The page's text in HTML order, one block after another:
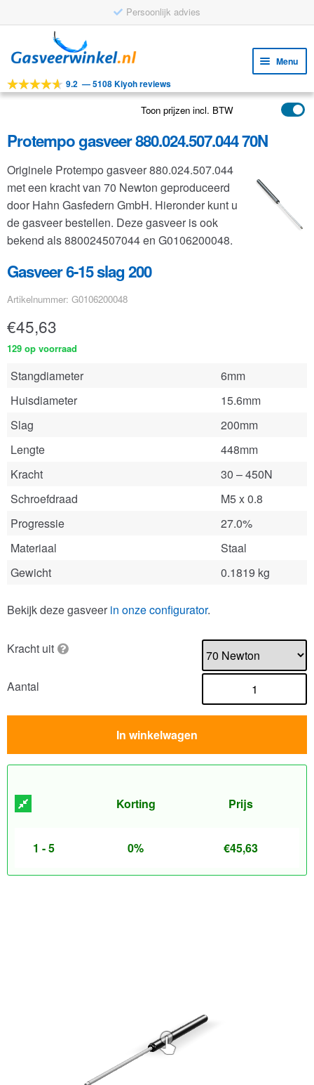
Persoonlijk advies
door
navigatie
naar
inhoud
Menu
Tools
Toepassingen
Klantenservice
FAQ
9.2 —5108 Kiyoh reviews
Toon prijzen incl. BTW
Protempo gasveer 880.024.507.044 70N
Originele Protempo gasveer 880.024.507.044
met een kracht van 70 Newton geproduceerd
door Hahn Gasfedern GmbH. Hieronder kunt u
de gasveer bestellen. Deze gasveer is ook
bekend als 880024507044 en G0106200048.
Gasveer 6-15 slag 200
Artikelnummer: G0106200048
€45,63
129 op voorraad
Stangdiameter
6mm
Huisdiameter
15.6mm
Slag
200mm
Lengte
448mm
Kracht
30 – 450N
Schroefdraad
M5 x 0.8
Progressie
27.0%
Materiaal
Staal
Gewicht
0.1819 kg
Bekijk deze gasveer in onze configurator.
Kracht uit
Aantal
In winkelwagen
Korting Prijs
1 - 5 0% €45,63